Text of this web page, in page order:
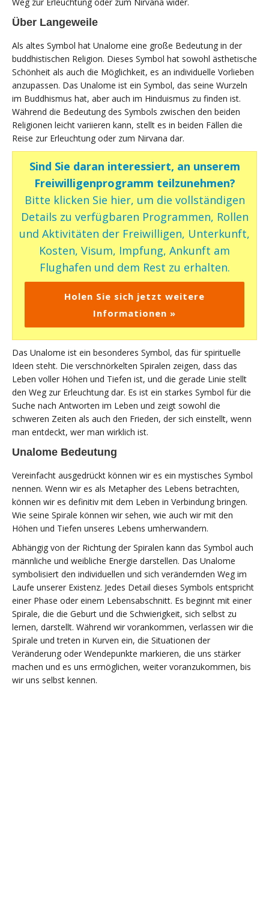
Über Langeweile
Als altes Symbol hat Unalome eine große Bedeutung in der
buddhistischen Religion. Dieses Symbol hat sowohl ästhetische
Schönheit als auch die Möglichkeit, es an individuelle Vorlieben
anzupassen. Das Unalome ist ein Symbol, das seine Wurzeln
im Buddhismus hat, aber auch im Hinduismus zu finden ist.
Während die Bedeutung des Symbols zwischen den beiden
Religionen leicht variieren kann, stellt es in beiden Fällen die
Reise zur Erleuchtung oder zum Nirvana dar.
Sind Sie daran interessiert, an unserem
Freiwilligenprogramm teilzunehmen?
Bitte klicken Sie hier, um die vollständigen
Details zu verfügbaren Programmen, Rollen
und Aktivitäten der Freiwilligen, Unterkunft,
Kosten, Visum, Impfung, Ankunft am
Flughafen und dem Rest zu erhalten.
Holen Sie sich jetzt weitere
Informationen »
Das Unalome ist ein besonderes Symbol, das für spirituelle
Ideen steht. Die verschnörkelten Spiralen zeigen, dass das
Leben voller Höhen und Tiefen ist, und die gerade Linie stellt
den Weg zur Erleuchtung dar. Es ist ein starkes Symbol für die
Suche nach Antworten im Leben und zeigt sowohl die
schweren Zeiten als auch den Frieden, der sich einstellt, wenn
man entdeckt, wer man wirklich ist.
Unalome Bedeutung
Vereinfacht ausgedrückt können wir es ein mystisches Symbol
nennen. Wenn wir es als Metapher des Lebens betrachten,
können wir es definitiv mit dem Leben in Verbindung bringen.
Wie seine Spirale können wir sehen, wie auch wir mit den
Höhen und Tiefen unseres Lebens umherwandern.
Abhängig von der Richtung der Spiralen kann das Symbol auch
männliche und weibliche Energie darstellen. Das Unalome
symbolisiert den individuellen und sich verändernden Weg im
Laufe unserer Existenz. Jedes Detail dieses Symbols entspricht
einer Phase oder einem Lebensabschnitt. Es beginnt mit einer
Spirale, die die Geburt und die Schwierigkeit, sich selbst zu
lernen, darstellt. Während wir vorankommen, verlassen wir die
Spirale und treten in Kurven ein, die Situationen der
Veränderung oder Wendepunkte markieren, die uns stärker
machen und es uns ermöglichen, weiter voranzukommen, bis
wir uns selbst kennen.